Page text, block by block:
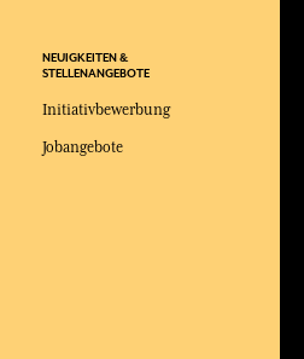
NEUIGKEITEN &
STELLENANGEBOTE
Initiativbewerbung
Jobangebote